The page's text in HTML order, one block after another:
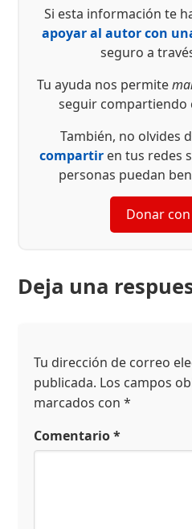
Si esta información te
apoyar al autor con
seguro a
Tu ayuda nos permite
seguir compartiendo
También, no olvides
compartir en tus redes
personas puedan
Donar con
Deja una
Tu dirección de correo
publicada. Los campos
marcados con*
Comentario*